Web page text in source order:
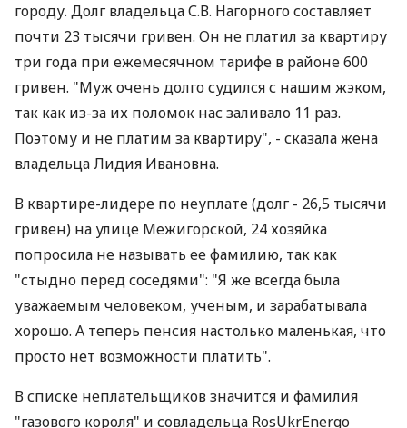
городу. Долг владельца С.В. Нагорного составляет
почти 23 тысячи гривен. Он не платил за квартиру
три года при ежемесячном тарифе в районе 600
гривен. "Муж очень долго судился с нашим жэком,
так как из-за их поломок нас заливало 11 раз.
Поэтому и не платим за квартиру", - сказала жена
владельца Лидия Ивановна.
В квартире-лидере по неуплате (долг - 26,5 тысячи
гривен) на улице Межигорской, 24 хозяйка
попросила не называть ее фамилию, так как
"стыдно перед соседями": "Я же всегда была
уважаемым человеком, ученым, и зарабатывала
хорошо. А теперь пенсия настолько маленькая, что
просто нет возможности платить".
В списке неплательщиков значится и фамилия
"газового короля" и совладельца RosUkrEnergo